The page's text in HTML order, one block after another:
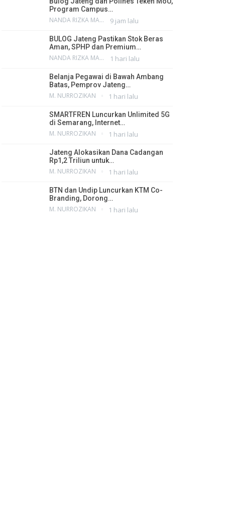
Program Campus…
NANDA RIZKA MAHENDRA 9 jam lalu
BULOG Jateng Pastikan Stok Beras
Aman, SPHP dan Premium…
NANDA RIZKA MAHENDRA 1 hari lalu
Belanja Pegawai di Bawah Ambang
Batas, Pemprov Jateng…
M. NURROZIKAN 1 hari lalu
SMARTFREN Luncurkan Unlimited 5G
di Semarang, Internet…
M. NURROZIKAN 1 hari lalu
Jateng Alokasikan Dana Cadangan
Rp1,2 Triliun untuk…
M. NURROZIKAN 1 hari lalu
BTN dan Undip Luncurkan KTM Co-
Branding, Dorong…
M. NURROZIKAN 1 hari lalu